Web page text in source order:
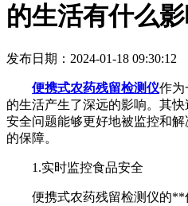
的生活有什么影
发布日期：2024-01-18 09:30:12
便携式农药残留检测仪作为
的生活产生了深远的影响。其
安全问题能够更好地被监控和
的保障。
1.实时监控食品安全
便携式农药残留检测仪的**